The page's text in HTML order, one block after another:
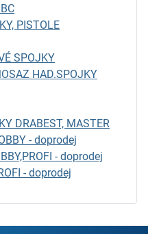
PISTOLE
SPOJKY
HAD.SPOJKY
DRABEST, MASTER
- doprodej
- doprodej
- doprodej